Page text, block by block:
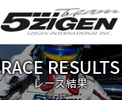
RACE RESULTS
レース結果